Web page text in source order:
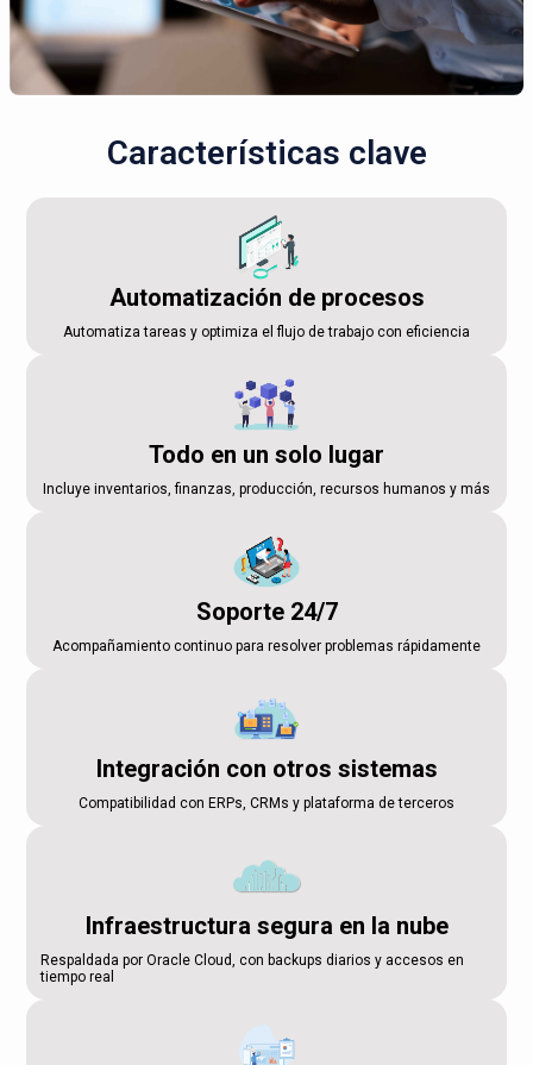
Características clave
Automatización de procesos
Automatiza tareas y optimiza el flujo de trabajo con eficiencia
Todo en un solo lugar
Incluye inventarios, finanzas, producción, recursos humanos y más
Soporte 24/7
Acompañamiento continuo para resolver problemas rápidamente
Integración con otros sistemas
Compatibilidad con ERPs, CRMs y plataforma de terceros
Infraestructura segura en la nube
Respaldada por Oracle Cloud, con backups diarios y accesos en
tiempo real